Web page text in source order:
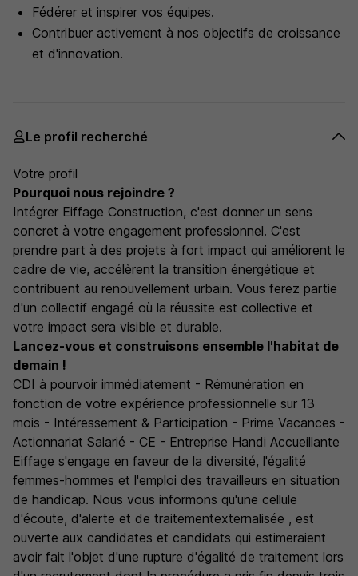
Fédérer et inspirer vos équipes.
Contribuer activement à nos objectifs de croissance
et d'innovation.
Le profil recherché
Votre profil
Pourquoi nous rejoindre ?
Intégrer Eiffage Construction, c'est donner un sens
concret à votre engagement professionnel. C'est
prendre part à des projets à fort impact qui améliorent le
cadre de vie, accélèrent la transition énergétique et
contribuent au renouvellement urbain. Vous ferez partie
d'un collectif engagé où la réussite est collective et
votre impact sera visible et durable.
Lancez-vous et construisons ensemble l'habitat de
demain !
CDI à pourvoir immédiatement - Rémunération en
fonction de votre expérience professionnelle sur 13
mois - Intéressement & Participation - Prime Vacances -
Actionnariat Salarié - CE - Entreprise Handi Accueillante
Eiffage s'engage en faveur de la diversité, l'égalité
femmes-hommes et l'emploi des travailleurs en situation
de handicap. Nous vous informons qu'une cellule
d'écoute, d'alerte et de traitementexternalisée , est
ouverte aux candidates et candidats qui estimeraient
avoir fait l'objet d'une rupture d'égalité de traitement lors